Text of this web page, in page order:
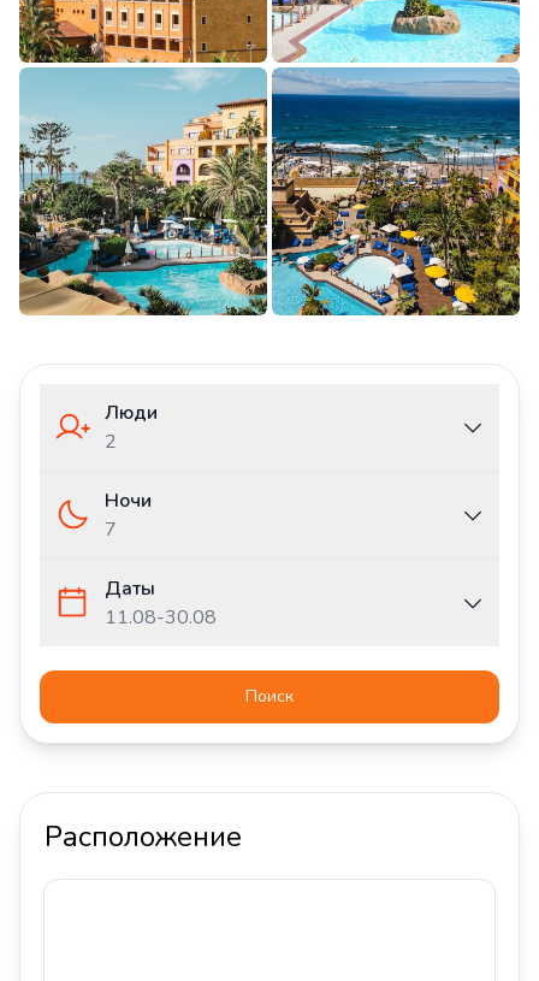
Люди
2
Ночи
7
Даты
11.08-30.08
Поиск
Расположение